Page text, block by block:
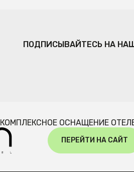
ПОДПИСЫВАЙТЕСЬ НА
ОСНАЩЕНИЕ
ПЕРЕЙТИ НА САЙТ